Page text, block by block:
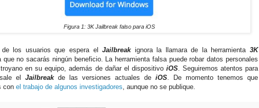
Figura 1: 3K Jailbreak falso para iOS
los usuarios que espera elJailbreak ignora la llamara de la herramienta 3K
que no sacarás ningún beneficio. La herramienta falsa puede robar datos personales
en su equipo, además de dañar el dispositivo iOS. Seguiremos atentos para
el Jailbreak de las versiones actuales de iOS. De momento tenemos que
con el trabajo de algunos investigadores, aunque no se publique.